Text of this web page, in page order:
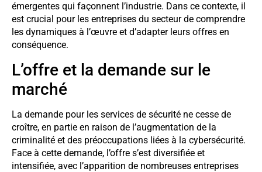
émergentes qui façonnent l’industrie. Dans ce contexte, il
est crucial pour les entreprises du secteur de comprendre
les dynamiques à l’œuvre et d’adapter leurs offres en
conséquence.
L’offre et la demande sur le
marché
La demande pour les services de sécurité ne cesse de
croître, en partie en raison de l’augmentation de la
criminalité et des préoccupations liées à la cybersécurité.
Face à cette demande, l’offre s’est diversifiée et
intensifiée, avec l’apparition de nombreuses entreprises